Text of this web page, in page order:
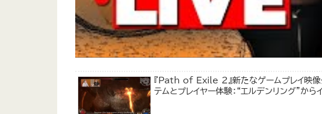
『Path of Exile 2』新たなゲームプレイ映像
テムとプレイヤー体験：“エルデンリング”か